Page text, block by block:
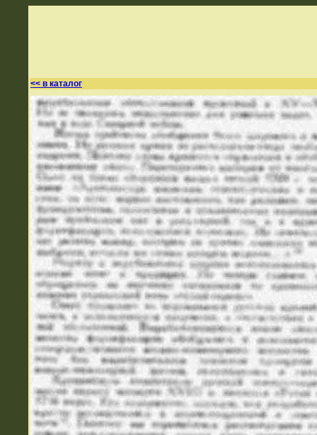
<< в каталог